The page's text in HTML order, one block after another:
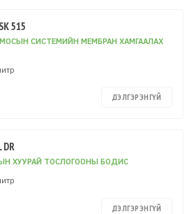
515
СИСТЕМИЙН МЕМБРАН ХАМГААЛАХ
ДЭЛГЭРЭНГҮЙ
DR
ХУУРАЙ ТОСЛОГООНЫ БОДИС
ДЭЛГЭРЭНГҮЙ